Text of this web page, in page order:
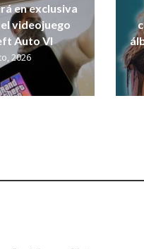
en exclusiva
videojuego
Auto VI
2026